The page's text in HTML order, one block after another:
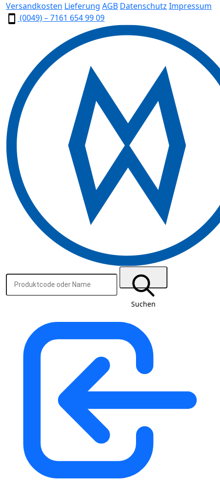
Versandkosten Lieferung AGB Datenschutz Impressum
(0049) – 7161 654 99 09
Suchen